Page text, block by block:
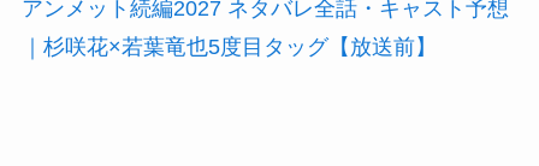
アンメット続編2027 ネタバレ全話・キャスト予想
｜杉咲花×若葉竜也5度目タッグ【放送前】